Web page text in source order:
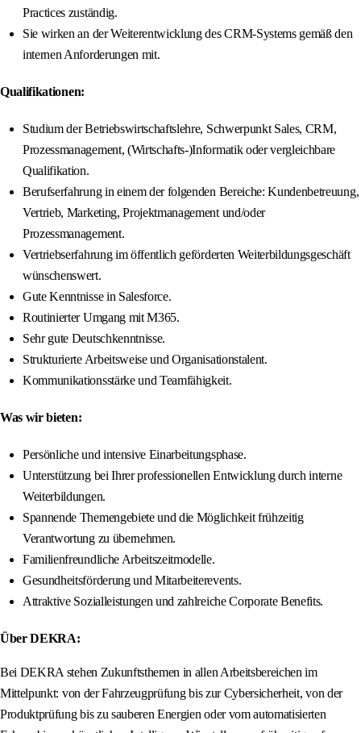
Practices zuständig.
Sie wirken an der Weiterentwicklung des CRM-Systems gemäß den
internen Anforderungen mit.
Qualifikationen:
Studium der Betriebswirtschaftslehre, Schwerpunkt Sales, CRM,
Prozessmanagement, (Wirtschafts-)Informatik oder vergleichbare
Qualifikation.
Berufserfahrung in einem der folgenden Bereiche: Kundenbetreuung,
Vertrieb, Marketing, Projektmanagement und/oder
Prozessmanagement.
Vertriebserfahrung im öffentlich geförderten Weiterbildungsgeschäft
wünschenswert.
Gute Kenntnisse in Salesforce.
Routinierter Umgang mit M365.
Sehr gute Deutschkenntnisse.
Strukturierte Arbeitsweise und Organisationstalent.
Kommunikationsstärke und Teamfähigkeit.
Was wir bieten:
Persönliche und intensive Einarbeitungsphase.
Unterstützung bei Ihrer professionellen Entwicklung durch interne
Weiterbildungen.
Spannende Themengebiete und die Möglichkeit frühzeitig
Verantwortung zu übernehmen.
Familienfreundliche Arbeitszeitmodelle.
Gesundheitsförderung und Mitarbeiterevents.
Attraktive Sozialleistungen und zahlreiche Corporate Benefits.
Über DEKRA:
Bei DEKRA stehen Zukunftsthemen in allen Arbeitsbereichen im
Mittelpunkt: von der Fahrzeugprüfung bis zur Cybersicherheit, von der
Produktprüfung bis zu sauberen Energien oder vom automatisierten